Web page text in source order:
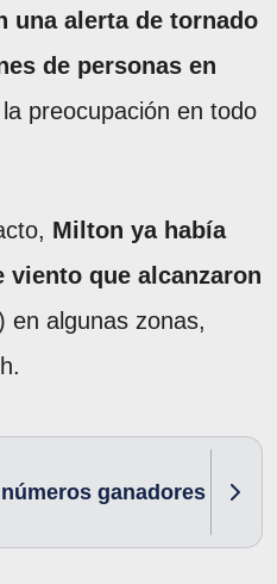
una alerta de tornado
de personas en
preocupación en todo
Milton ya había
viento que alcanzaron
en algunas zonas,
ganadores